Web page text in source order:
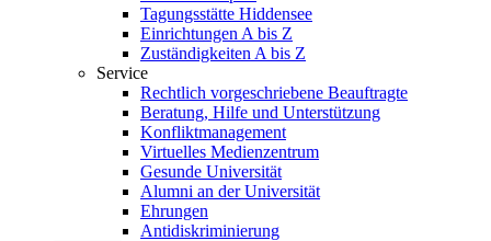
Tagungsstätte Hiddensee
Einrichtungen A bis Z
Zuständigkeiten A bis Z
Service
Rechtlich vorgeschriebene Beauftragte
Beratung, Hilfe und Unterstützung
Konfliktmanagement
Virtuelles Medienzentrum
Gesunde Universität
Alumni an der Universität
Ehrungen
Antidiskriminierung